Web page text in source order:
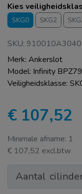
Kies
SKG0 SKG2
SKU:
Merk: Ankerslot
Model: Infinity
Veiligheidsklasse:
€ 107,52
Minimale afname: 1
€ 107,52 excl.btw
Aantal